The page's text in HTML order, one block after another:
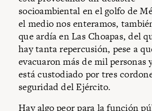
socioambiental en el golfo de
el medio nos enteramos,
que ardía en Las Choapas, del
hay tanta repercusión, pese a
evacuaron más de mil personas
está custodiado por tres
seguridad del Ejército.
Hay algo peor para la función